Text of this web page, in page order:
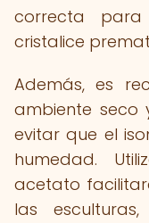
correcta
cristalice
Además, es
ambiente seco
evitar que el
humedad.
acetato
las